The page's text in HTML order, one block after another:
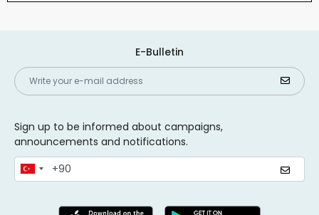
E-Bulletin
Sign up to be informed about campaigns,
announcements and notifications.